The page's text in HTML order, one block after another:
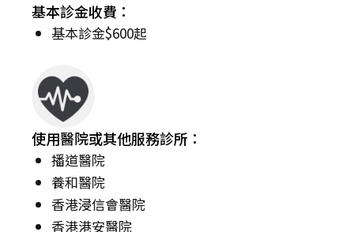
基本診金收費：
基本診金$600起
使用醫院或其他服務診所：
播道醫院
養和醫院
香港浸信會醫院
香港港安醫院